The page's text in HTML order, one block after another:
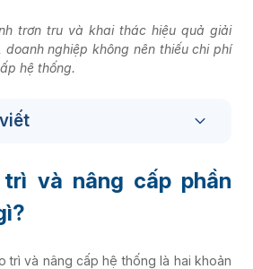
trơn tru và khai thác hiệu quả giải
doanh nghiệp không nên thiếu chi phí
hệ thống.
và nâng cấp phần
trì và nâng cấp hệ thống là hai khoản